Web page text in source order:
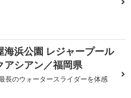
海浜公園 レジャープール
アシアン／福岡県
長のウォータースライダーを体感